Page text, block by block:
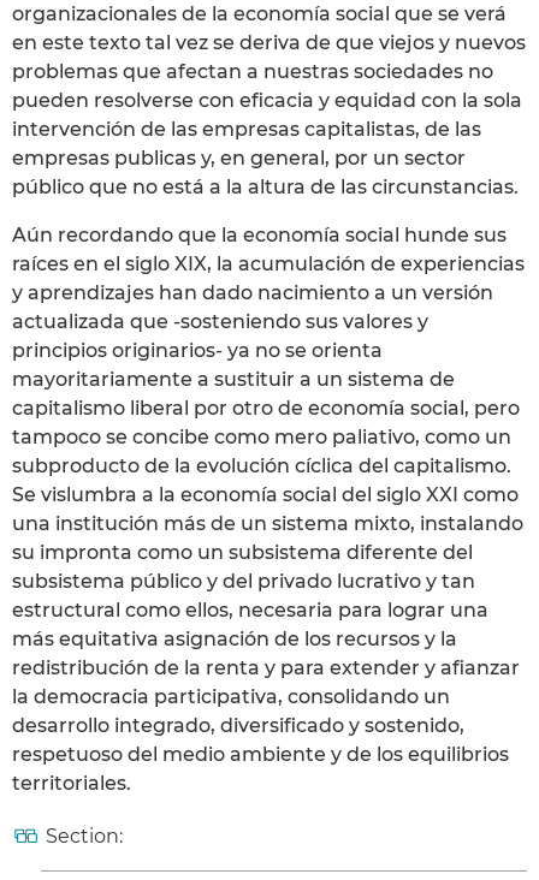
organizacionales de la economía social que se verá
en este texto tal vez se deriva de que viejos y nuevos
problemas que afectan a nuestras sociedades no
pueden resolverse con eficacia y equidad con la sola
intervención de las empresas capitalistas, de las
empresas publicas y, en general, por un sector
público que no está a la altura de las circunstancias.
Aún recordando que la economía social hunde sus
raíces en el siglo XIX, la acumulación de experiencias
y aprendizajes han dado nacimiento a un versión
actualizada que -sosteniendo sus valores y
principios originarios- ya no se orienta
mayoritariamente a sustituir a un sistema de
capitalismo liberal por otro de economía social, pero
tampoco se concibe como mero paliativo, como un
subproducto de la evolución cíclica del capitalismo.
Se vislumbra a la economía social del siglo XXI como
una institución más de un sistema mixto, instalando
su impronta como un subsistema diferente del
subsistema público y del privado lucrativo y tan
estructural como ellos, necesaria para lograr una
más equitativa asignación de los recursos y la
redistribución de la renta y para extender y afianzar
la democracia participativa, consolidando un
desarrollo integrado, diversificado y sostenido,
respetuoso del medio ambiente y de los equilibrios
territoriales.
Section: